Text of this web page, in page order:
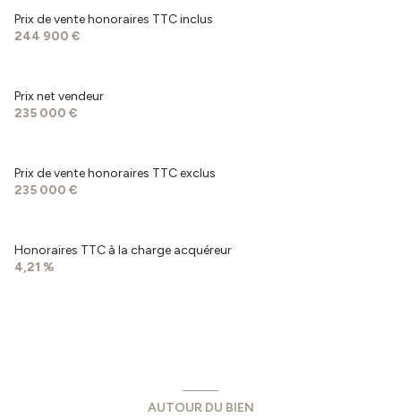
dégagement
garage
Prix de vente honoraires TTC inclus
244 900 €
Prix net vendeur
235 000 €
Prix de vente honoraires TTC exclus
235 000 €
Honoraires TTC à la charge acquéreur
4,21 %
AUTOUR DU BIEN